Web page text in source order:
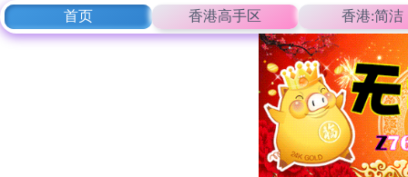
首页 香港高手区 香港:简洁